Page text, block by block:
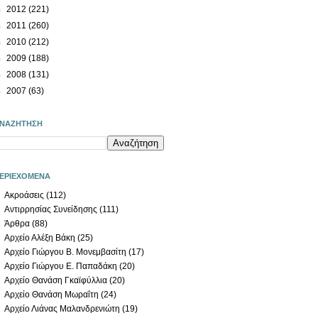
2012 (221)
2011 (260)
2010 (212)
2009 (188)
2008 (131)
2007 (63)
Ακροάσεις (112)
Αντιρρησίας Συνείδησης (111)
Άρθρα (88)
Αρχείο Αλέξη Βάκη (25)
Αρχείο Γιώργου Β. Μονεμβασίτη (17)
Αρχείο Γιώργου Ε. Παπαδάκη (20)
Αρχείο Θανάση Γκαϊφύλλια (20)
Αρχείο Θανάση Μωραΐτη (24)
Αρχείο Λιάνας Μαλανδρενιώτη (19)